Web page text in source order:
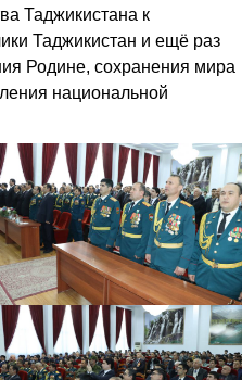
Таджикистана к
Таджикистан и ещё раз
Родине, сохранения мира
национальной